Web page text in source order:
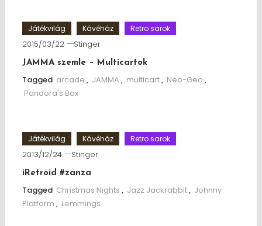
Játékvilág Kávéház Retro sarok
2015/03/22 Stinger
JAMMA szemle – Multicartok
Tagged arcade , JAMMA , multicart, Neo-Geo ,
Pandora's Box
Játékvilág Kávéház Retro sarok
2013/12/24 Stinger
iRetroid #zanza
Tagged Christmas Nights , Jazz Jackrabbit, Johnny
Platform , Lemmings